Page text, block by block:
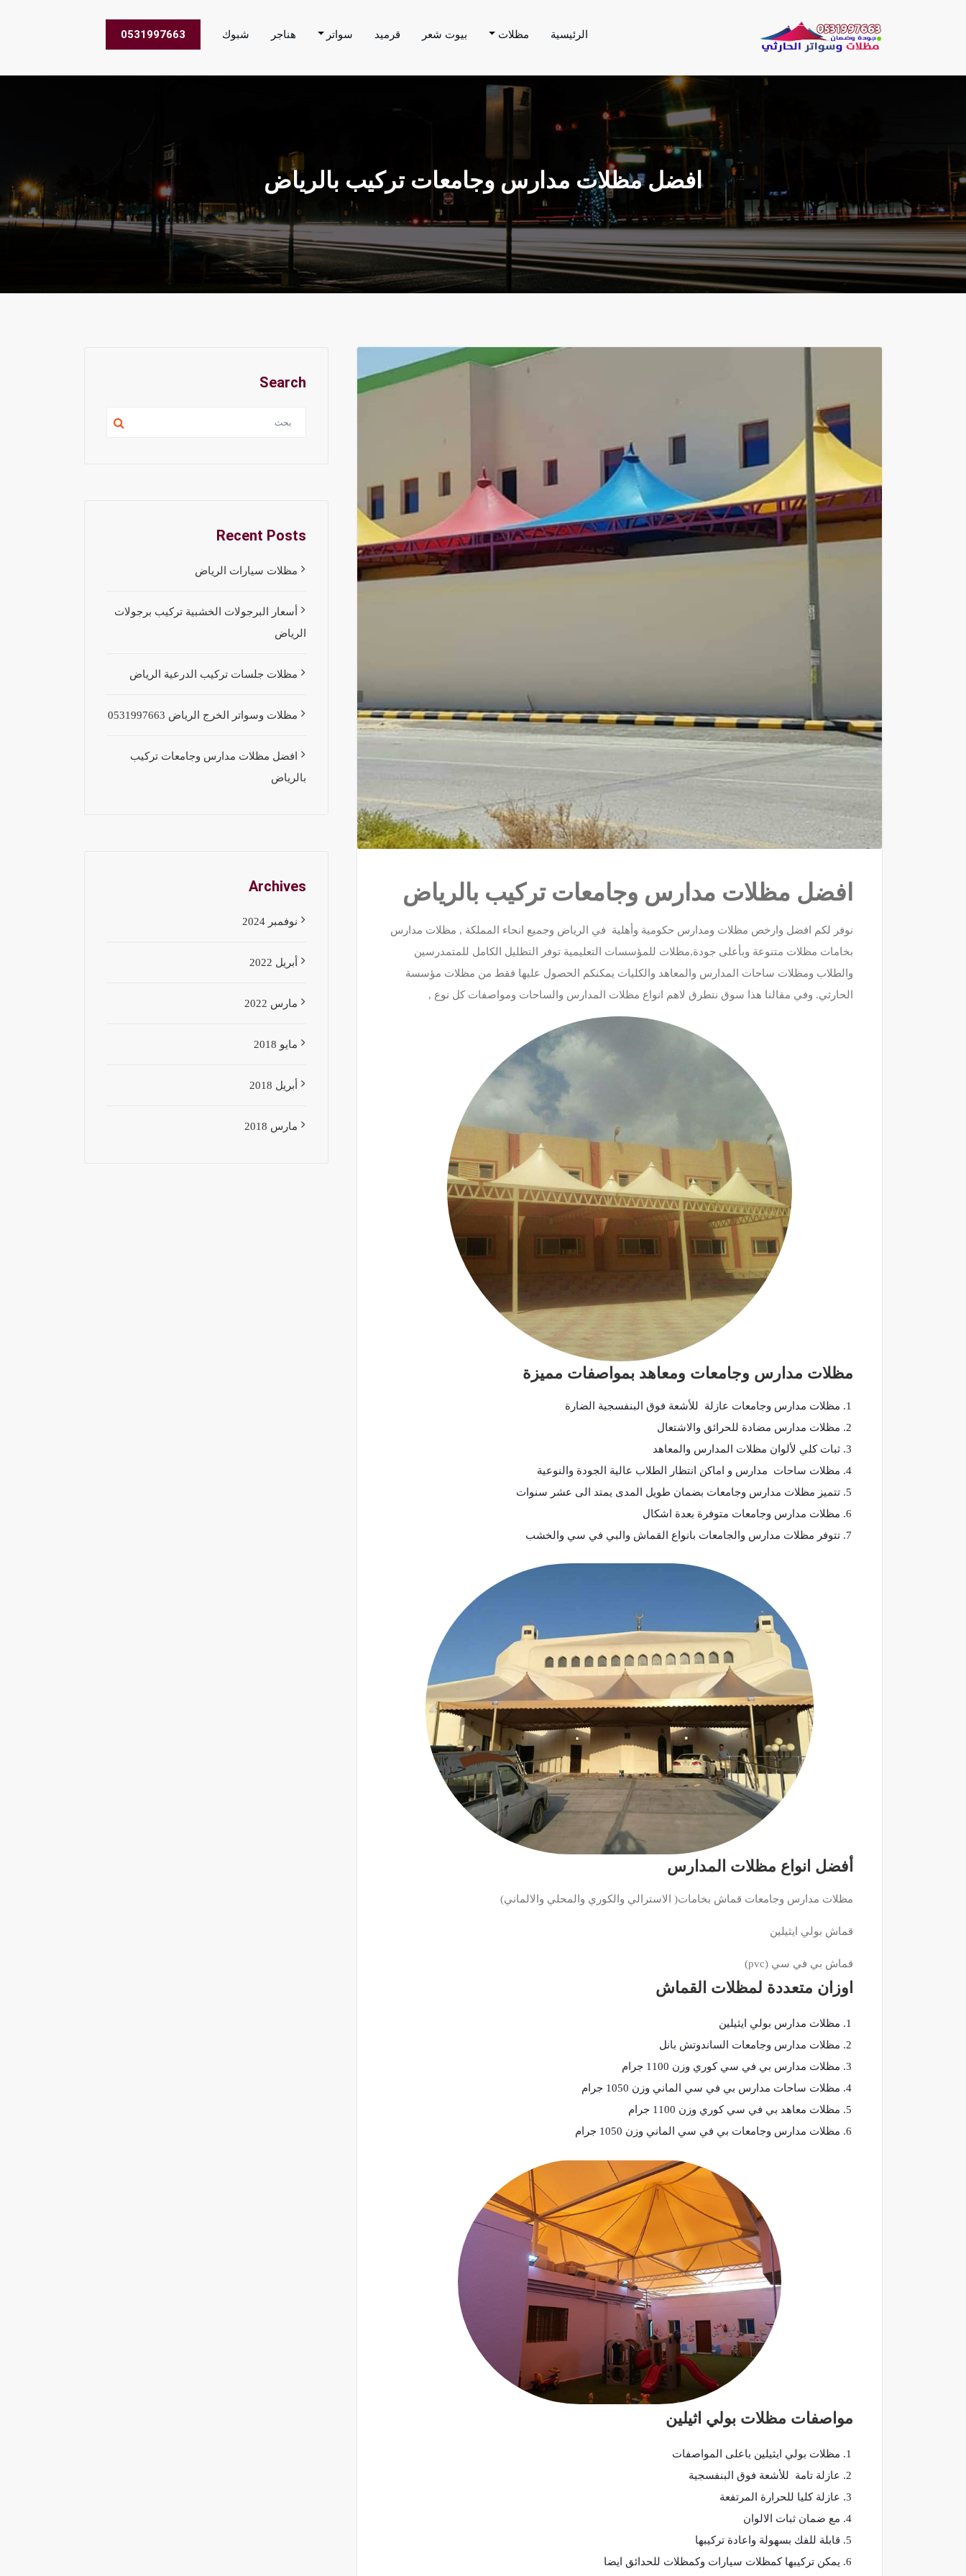
مظلات الحارثي نقوم بتنفيذ اعمال المظلات والسواتر والهناجر وغيرها من الاعمال في جميع مناطق المملكة العربية السعودية
الرئيسية مظلات بيوت شعر قرميد سواتر هناجر شبوك 0531997663
افضل مظلات مدارس وجامعات تركيب بالرياض
افضل مظلات مدارس وجامعات تركيب بالرياض
نوفر لكم افضل وارخص مظلات ومدارس حكومية وأهلية في الرياض وجميع انحاء المملكة , مظلات مدارس
بخامات مظلات متنوعة وبأعلى جودة,مظلات للمؤسسات التعليمية توفر التظليل الكامل للمتمدرسين
والطلاب ومظلات ساحات المدارس والمعاهد والكليات يمكنكم الحصول عليها فقط من مظلات مؤسسة
الحارثي. وفي مقالنا هذا سوق نتطرق لاهم انواع مظلات المدارس والساحات ومواصفات كل نوع ,
مظلات مدارس وجامعات ومعاهد بمواصفات مميزة
مظلات مدارس وجامعات عازلة للأشعة فوق البنفسجية الضارة
مظلات مدارس مضادة للحرائق والاشتعال
ثبات كلي لألوان مظلات المدارس والمعاهد
مظلات ساحات مدارس و اماكن انتظار الطلاب عالية الجودة والنوعية
تتميز مظلات مدارس وجامعات بضمان طويل المدى يمتد الى عشر سنوات
مظلات مدارس وجامعات متوفرة بعدة اشكال
تتوفر مظلات مدارس والجامعات بانواع القماش والبي في سي والخشب
أفضل انواع مظلات المدارس
مظلات مدارس وجامعات قماش بخامات( الاسترالي والكوري والمحلي والالماني)
قماش بولي ايثيلين
قماش بي في سي (pvc)
اوزان متعددة لمظلات القماش
مظلات مدارس بولي ايثيلين
مظلات مدارس وجامعات الساندوتش بانل
مظلات مدارس بي في سي كوري وزن 1100 جرام
مظلات ساحات مدارس بي في سي الماني وزن 1050 جرام
مظلات معاهد بي في سي كوري وزن 1100 جرام
مظلات مدارس وجامعات بي في سي الماني وزن 1050 جرام
مواصفات مظلات بولي اثيلين
مظلات بولي ايثيلين باعلى المواصفات
عازلة تامة للأشعة فوق البنفسجية
عازلة كليا للحرارة المرتفعة
مع ضمان ثبات الالوان
قابلة للفك بسهولة واعادة تركيبها
يمكن تركيبها كمظلات سيارات وكمظلات للحدائق ايضا
Search
Recent Posts
مظلات سيارات الرياض
أسعار البرجولات الخشبية تركيب برجولات
الرياض
مظلات جلسات تركيب الدرعية الرياض
مظلات وسواتر الخرج الرياض 0531997663
افضل مظلات مدارس وجامعات تركيب
بالرياض
Archives
نوفمبر 2024
أبريل 2022
مارس 2022
مايو 2018
أبريل 2018
مارس 2018